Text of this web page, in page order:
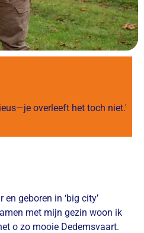
overleeft het toch niet.'
en geboren in ‘big city’
met mijn gezin woon ik
o zo mooie Dedemsvaart.